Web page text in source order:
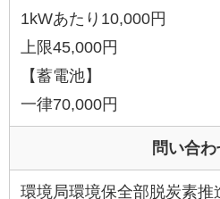
1kWあたり10,000円
上限45,000円
【蓄電池】
一律70,000円
問い合
環境局環境保全部脱炭素推